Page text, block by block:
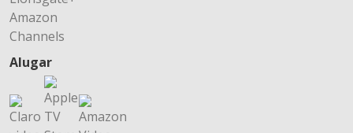
Alugar